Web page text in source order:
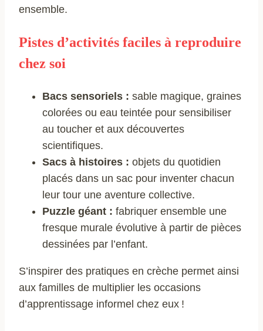
ensemble.
Pistes d’activités faciles à reproduire
chez soi
Bacs sensoriels : sable magique, graines
colorées ou eau teintée pour sensibiliser
au toucher et aux découvertes
scientifiques.
Sacs à histoires : objets du quotidien
placés dans un sac pour inventer chacun
leur tour une aventure collective.
Puzzle géant : fabriquer ensemble une
fresque murale évolutive à partir de pièces
dessinées par l’enfant.
S’inspirer des pratiques en crèche permet ainsi
aux familles de multiplier les occasions
d’apprentissage informel chez eux !